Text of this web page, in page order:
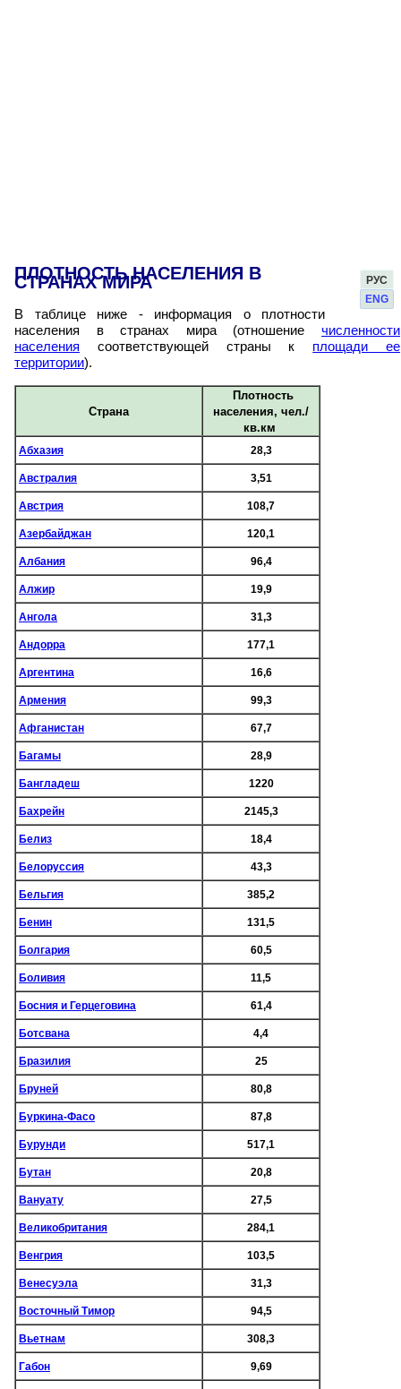
РУС
ENG
ПЛОТНОСТЬ НАСЕЛЕНИЯ В
СТРАНАХ МИРА
В таблице ниже - информация о плотности
населения в странах мира (отношение численности
населения соответствующей страны к площади ее
территории).
Страна
Плотность
населения, чел./
кв.км
Абхазия 28,3
Австралия 3,51
Австрия 108,7
Азербайджан 120,1
Албания 96,4
Алжир 19,9
Ангола 31,3
Андорра 177,1
Аргентина 16,6
Армения 99,3
Афганистан 67,7
Багамы 28,9
Бангладеш 1220
Бахрейн 2145,3
Белиз 18,4
Белоруссия 43,3
Бельгия 385,2
Бенин 131,5
Болгария 60,5
Боливия 11,5
Босния и Герцеговина 61,4
Ботсвана 4,4
Бразилия 25
Бруней 80,8
Буркина-Фасо 87,8
Бурунди 517,1
Бутан 20,8
Вануату 27,5
Великобритания 284,1
Венгрия 103,5
Венесуэла 31,3
Восточный Тимор 94,5
Вьетнам 308,3
Габон 9,69